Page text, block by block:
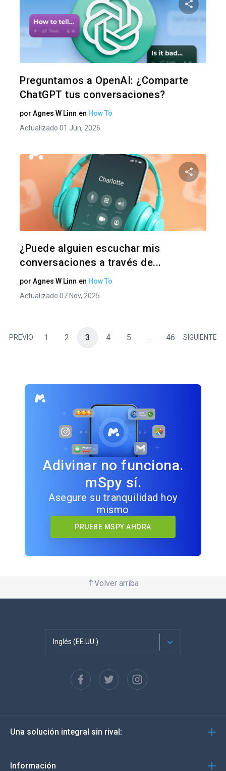
Preguntamos a OpenAI: ¿Comparte
ChatGPT tus conversaciones?
por Agnes W Linn en How To
Actualizado 01 Jun, 2026
¿Puede alguien escuchar mis
conversaciones a través de...
por Agnes W Linn en How To
Actualizado 07 Nov, 2025
PREVIO 1 2 3 4 5 ... 46 SIGUIENTE
Adivinar no funciona.
mSpy sí.
Asegure su tranquilidad hoy
mismo
PRUEBE MSPY AHORA
Volver arriba
Inglés (EE.UU.)
English
Deutsch
Italiano
Una solución integral sin rival:
Información